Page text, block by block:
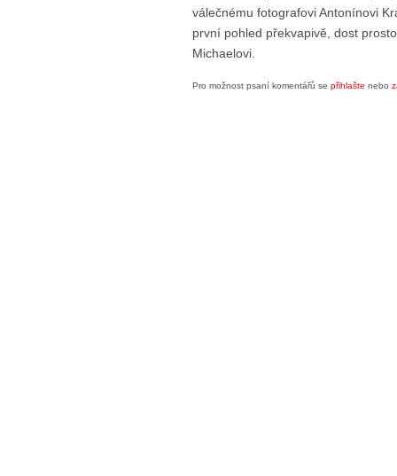
válečnému fotografovi Antonínovi
první pohled překvapivě, dost
Michaelovi.
Pro možnost psaní komentářů se přihlašte nebo